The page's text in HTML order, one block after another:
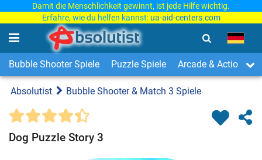
Damit die Menschlichkeit gewinnt, ist jede Hilfe wichtig.
Erfahre, wie du helfen kannst: ua-aid-centers.com
Bubble Shooter Spiele Puzzle Spiele Arcade & Action
Absolutist Bubble Shooter & Match 3 Spiele
Dog Puzzle Story 3